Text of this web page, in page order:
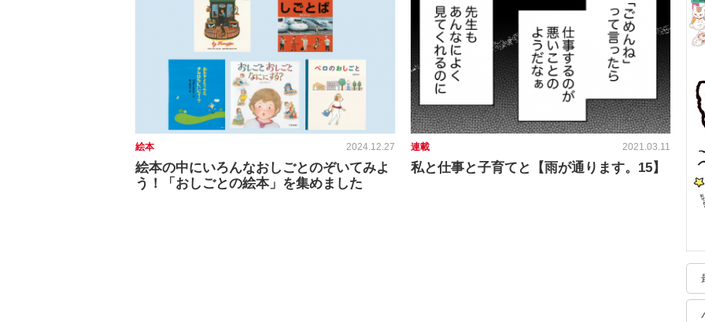
絵本 2024.12.27
絵本の中にいろんなおしごとのぞいてみよ
う！「おしごとの絵本」を集めました
連載 2021.03.11
私と仕事と子育てと【雨が通ります。15】